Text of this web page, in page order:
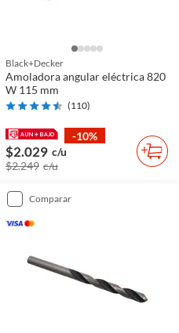
Black+decker
Amoladora angular eléctrica 820
W 115 mm
(110)
-10%
$2.029 c/u
$2.249 c/u
comparar